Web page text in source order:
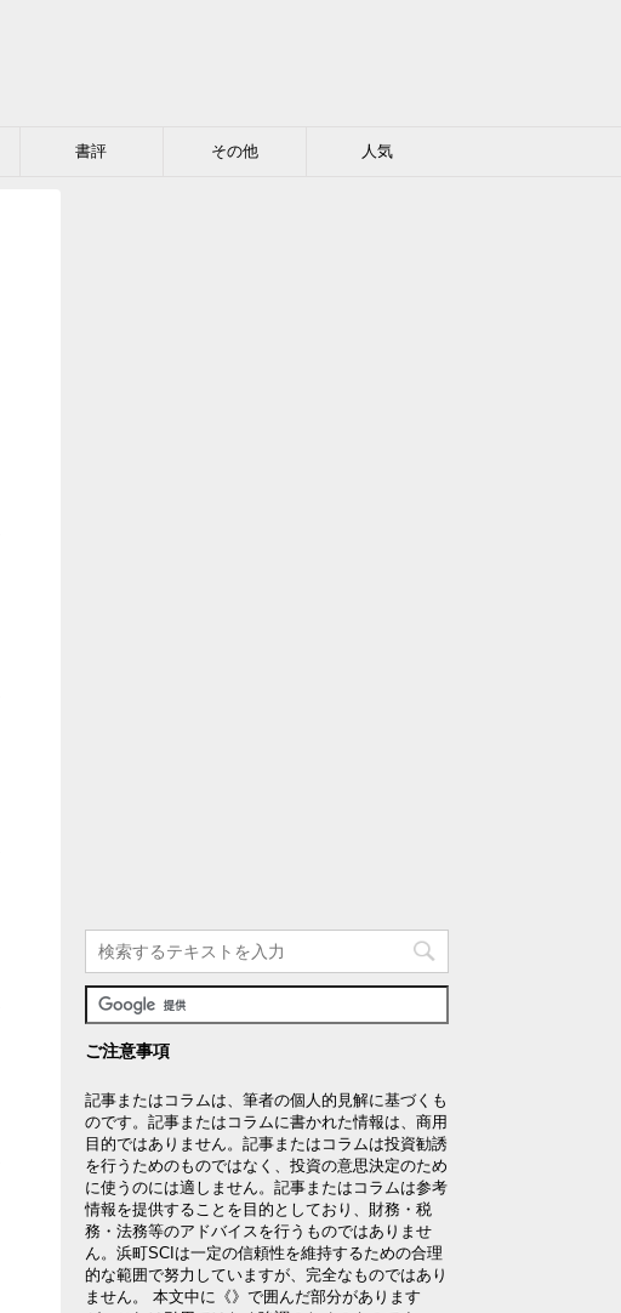
書評 その他 人気
ご注意事項
記事またはコラムは、筆者の個人的見解に基づくも
のです。記事またはコラムに書かれた情報は、商用
目的ではありません。記事またはコラムは投資勧誘
を行うためのものではなく、投資の意思決定のため
に使うのには適しません。記事またはコラムは参考
情報を提供することを目的としており、財務・税
務・法務等のアドバイスを行うものではありませ
ん。浜町SCIは一定の信頼性を維持するための合理
的な範囲で努力していますが、完全なものではあり
ません。 本文中に《》で囲んだ部分があります